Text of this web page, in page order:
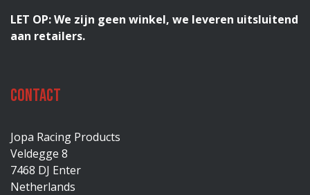
LET OP: We zijn geen winkel, we leveren uitsluitend
aan retailers.
Contact
Jopa Racing Products
Veldegge 8
7468 DJ Enter
Netherlands